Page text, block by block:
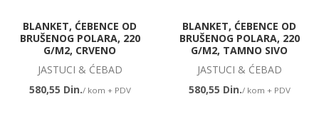
BLANKET, ĆEBENCE OD
BRUŠENOG POLARA, 220
G/M2, CRVENO
JASTUCI & ĆEBAD
580,55 Din./ kom + PDV
BLANKET, ĆEBENCE OD
BRUŠENOG POLARA, 220
G/M2, TAMNO SIVO
JASTUCI & ĆEBAD
580,55 Din./ kom + PDV